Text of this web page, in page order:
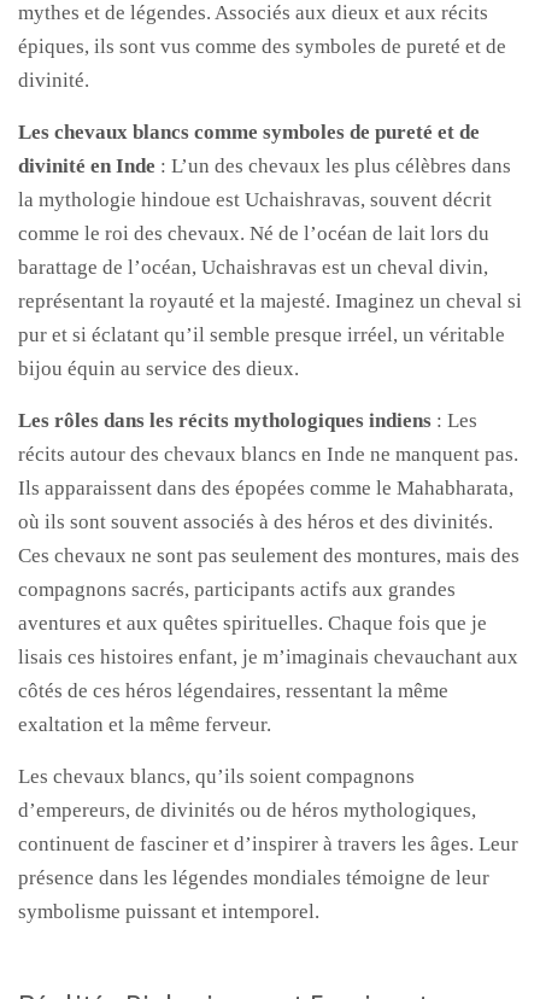
mythes et de légendes. Associés aux dieux et aux récits
épiques, ils sont vus comme des symboles de pureté et de
divinité.
Les chevaux blancs comme symboles de pureté et de
divinité en Inde : L’un des chevaux les plus célèbres dans
la mythologie hindoue est Uchaishravas, souvent décrit
comme le roi des chevaux. Né de l’océan de lait lors du
barattage de l’océan, Uchaishravas est un cheval divin,
représentant la royauté et la majesté. Imaginez un cheval si
pur et si éclatant qu’il semble presque irréel, un véritable
bijou équin au service des dieux.
Les rôles dans les récits mythologiques indiens : Les
récits autour des chevaux blancs en Inde ne manquent pas.
Ils apparaissent dans des épopées comme le Mahabharata,
où ils sont souvent associés à des héros et des divinités.
Ces chevaux ne sont pas seulement des montures, mais des
compagnons sacrés, participants actifs aux grandes
aventures et aux quêtes spirituelles. Chaque fois que je
lisais ces histoires enfant, je m’imaginais chevauchant aux
côtés de ces héros légendaires, ressentant la même
exaltation et la même ferveur.
Les chevaux blancs, qu’ils soient compagnons
d’empereurs, de divinités ou de héros mythologiques,
continuent de fasciner et d’inspirer à travers les âges. Leur
présence dans les légendes mondiales témoigne de leur
symbolisme puissant et intemporel.